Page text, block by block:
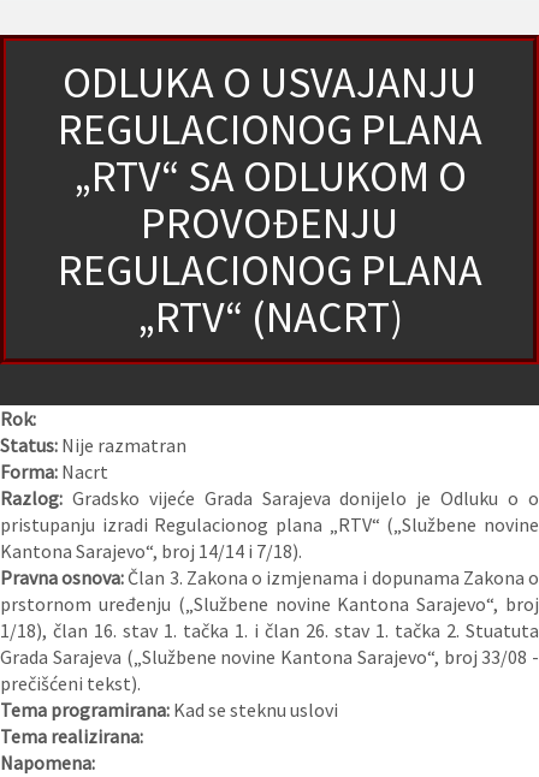
ODLUKA O USVAJANJU
REGULACIONOG PLANA
„RTV“ SA ODLUKOM O
PROVOĐENJU
REGULACIONOG PLANA
„RTV“ (NACRT)
Rok:
Status: Nije razmatran
Forma: Nacrt
Razlog: Gradsko vijeće Grada Sarajeva donijelo je Odluku o o
pristupanju izradi Regulacionog plana „RTV“ („Službene novine
Kantona Sarajevo“, broj 14/14 i 7/18).
Pravna osnova:Član 3. Zakona o izmjenama i dopunama Zakona o
prstornom uređenju („Službene novine Kantona Sarajevo“, broj
1/18), član 16. stav 1. tačka 1. i član 26. stav 1. tačka 2. Stuatuta
Grada Sarajeva („Službene novine Kantona Sarajevo“, broj 33/08 -
prečišćeni tekst).
Tema programirana: Kad se steknu uslovi
Tema realizirana:
Napomena: